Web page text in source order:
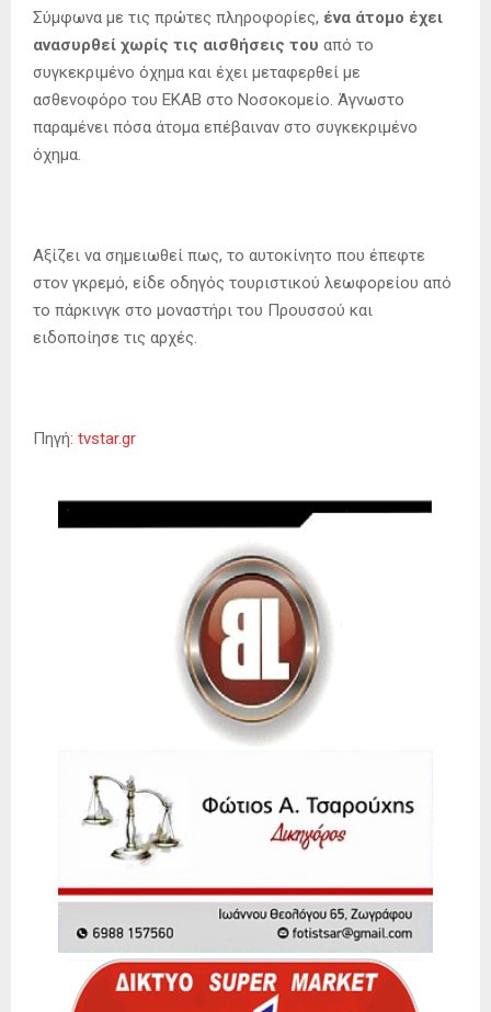
Σύμφωνα με τις πρώτες πληροφορίες, ένα άτομο έχει
ανασυρθεί χωρίς τις αισθήσεις του από το
συγκεκριμένο όχημα και έχει μεταφερθεί με
ασθενοφόρο του ΕΚΑΒ στο Νοσοκομείο. Άγνωστο
παραμένει πόσα άτομα επέβαιναν στο συγκεκριμένο
όχημα.
Αξίζει να σημειωθεί πως, το αυτοκίνητο που έπεφτε
στον γκρεμό, είδε οδηγός τουριστικού λεωφορείου από
το πάρκινγκ στο μοναστήρι του Προυσσού και
ειδοποίησε τις αρχές.
Πηγή: tvstar.gr